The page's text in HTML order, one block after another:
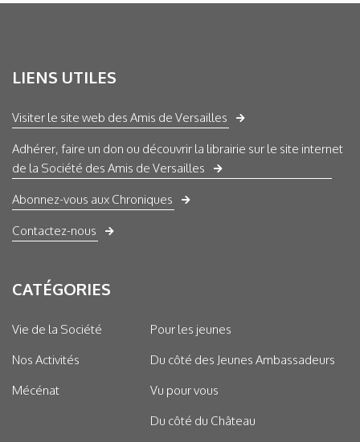
LIENS UTILES
Visiter le site web des Amis de Versailles
Adhérer, faire un don ou découvrir la librairie sur le site internet
de la Société des Amis de Versailles
Abonnez-vous aux Chroniques
Contactez-nous
CATÉGORIES
Vie de la Société
Nos Activités
Mécénat
Pour les jeunes
Du côté des Jeunes Ambassadeurs
Vu pour vous
Du côté du Château